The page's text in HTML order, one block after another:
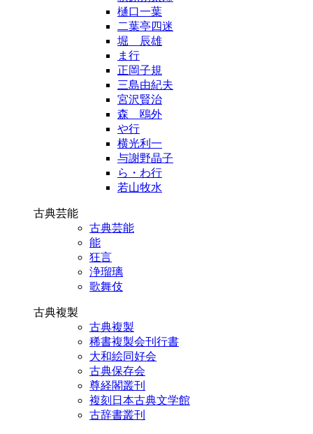
樋口一葉
二葉亭四迷
堀 辰雄
ま行
正岡子規
三島由紀夫
宮沢賢治
森 鴎外
や行
横光利一
与謝野晶子
ら・わ行
若山牧水
古典芸能
古典芸能
能
狂言
浄瑠璃
歌舞伎
古典複製
古典複製
稀書複製会刊行書
大和絵同好会
古典保存会
尊経閣叢刊
複刻日本古典文学館
古辞書叢刊